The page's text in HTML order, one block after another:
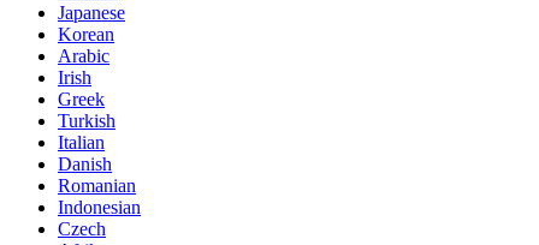
Japanese
Korean
Arabic
Irish
Greek
Turkish
Italian
Danish
Romanian
Indonesian
Czech